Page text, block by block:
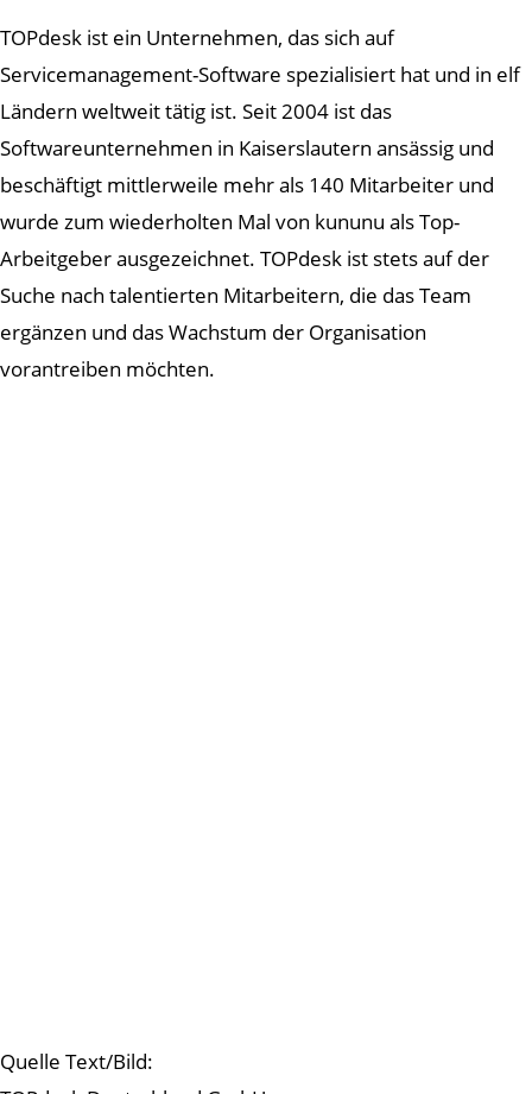
TOPdesk ist ein Unternehmen, das sich auf
Servicemanagement-Software spezialisiert hat und in elf
Ländern weltweit tätig ist. Seit 2004 ist das
Softwareunternehmen in Kaiserslautern ansässig und
beschäftigt mittlerweile mehr als 140 Mitarbeiter und
wurde zum wiederholten Mal von kununu als Top-
Arbeitgeber ausgezeichnet. TOPdesk ist stets auf der
Suche nach talentierten Mitarbeitern, die das Team
ergänzen und das Wachstum der Organisation
vorantreiben möchten.
Quelle Text/Bild: